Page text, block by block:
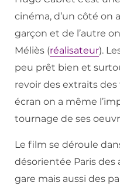
cinéma, d’un côté on
garçon et de l’autre
Méliès (réalisateur).
peu prêt bien et
revoir des extraits
écran on a même
tournage de ses
Le film se déroule
désorientée Paris des
gare mais aussi des